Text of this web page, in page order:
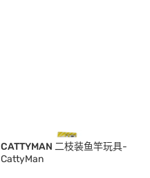
CATTYMAN 二枝装鱼竿玩具-
CattyMan